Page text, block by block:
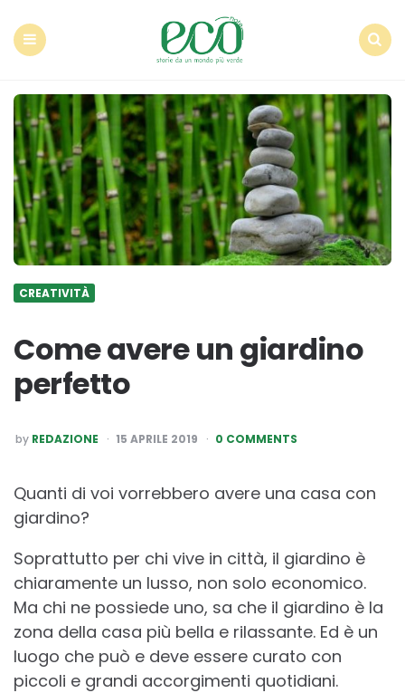
CREATIVITÀ
Come avere un giardino
perfetto
POSTED
BY
by REDAZIONE 15 APRILE 2019 0 COMMENTS
Quanti di voi vorrebbero avere una casa con
giardino?
Soprattutto per chi vive in città, il giardino è
chiaramente un lusso, non solo economico.
Ma chi ne possiede uno, sa che il giardino è la
zona della casa più bella e rilassante. Ed è un
luogo che può e deve essere curato con
piccoli e grandi accorgimenti quotidiani.